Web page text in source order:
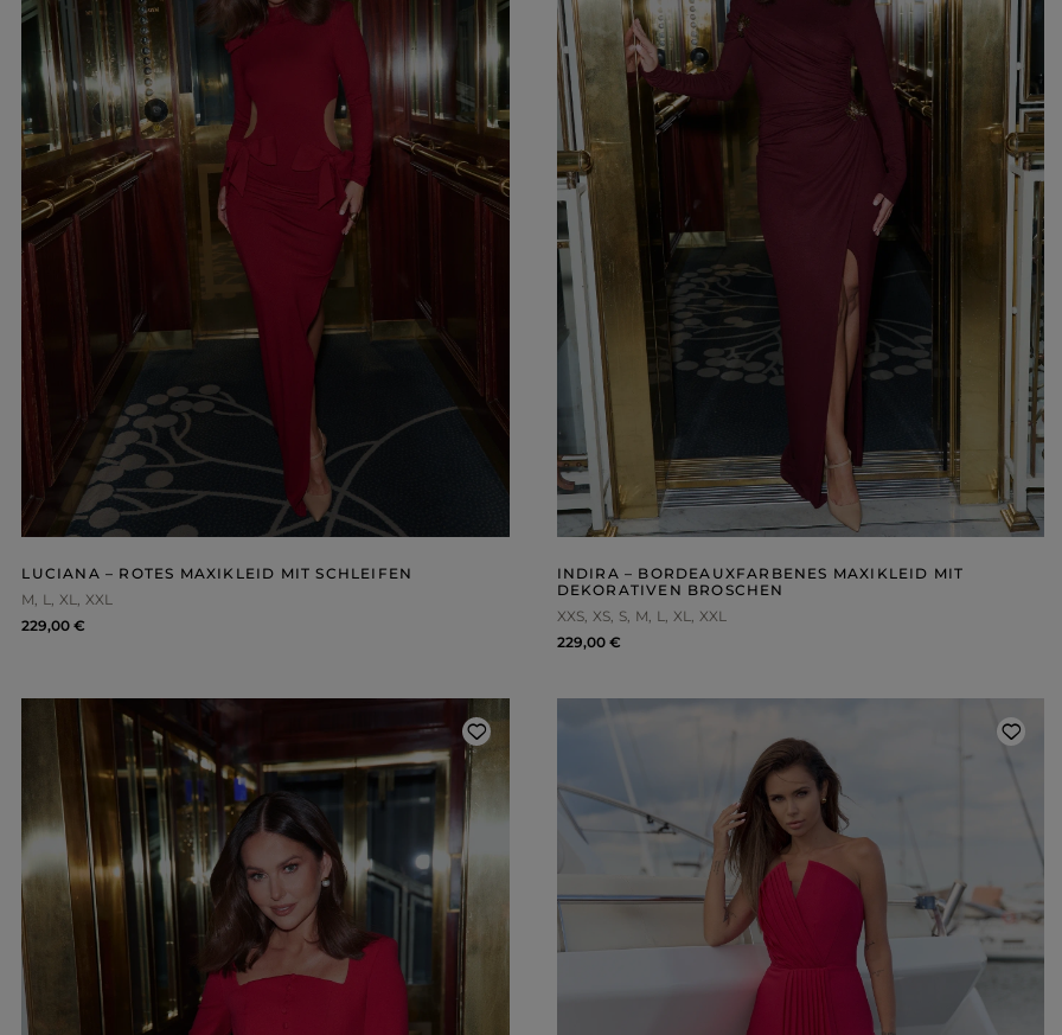
LUCIANA – ROTES MAXIKLEID MIT SCHLEIFEN
M L XL XXL
229,00 €
INDIRA – BORDEAUXFARBENES MAXIKLEID MIT
DEKORATIVEN BROSCHEN
XXS XS S M L XL XXL
229,00 €